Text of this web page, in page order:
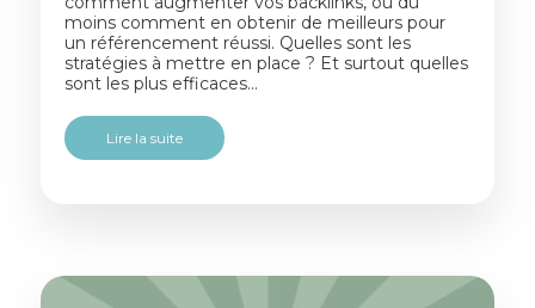
moins comment en obtenir de meilleurs pour
un référencement réussi. Quelles sont les
stratégies à mettre en place ? Et surtout quelles
sont les plus efficaces…
Lire la suite